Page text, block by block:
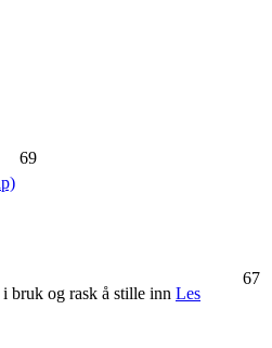
69
bruk og rask å stille inn Les
67